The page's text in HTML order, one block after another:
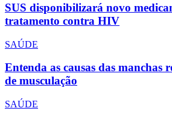
SUS disponibilizará novo
tratamento contra HIV
SAÚDE
Entenda as causas das manchas
de musculação
SAÚDE